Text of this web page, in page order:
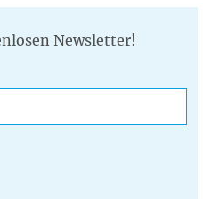
Newsletter!